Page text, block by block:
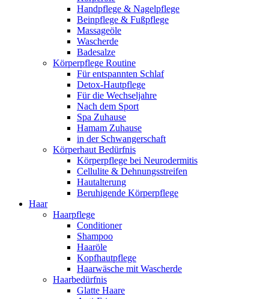
Handpflege & Nagelpflege
Beinpflege & Fußpflege
Massageöle
Wascherde
Badesalze
Körperpflege Routine
Für entspannten Schlaf
Detox-Hautpflege
Für die Wechseljahre
Nach dem Sport
Spa Zuhause
Hamam Zuhause
in der Schwangerschaft
Körperhaut Bedürfnis
Körperpflege bei Neurodermitis
Cellulite & Dehnungsstreifen
Hautalterung
Beruhigende Körperpflege
Haar
Haarpflege
Conditioner
Shampoo
Haaröle
Kopfhautpflege
Haarwäsche mit Wascherde
Haarbedürfnis
Glatte Haare